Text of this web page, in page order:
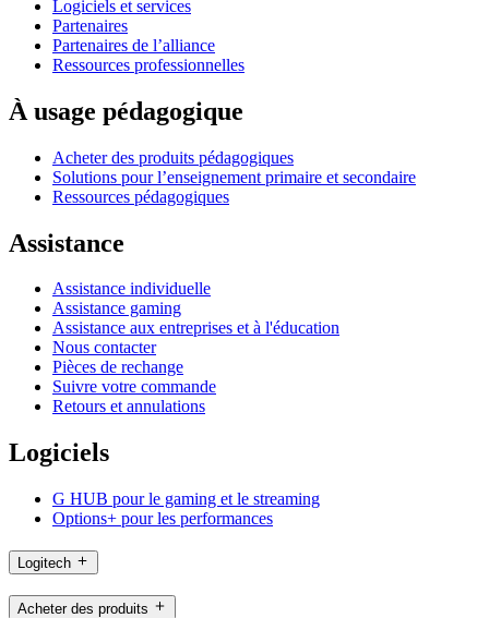
Logiciels et services
Partenaires
Partenaires de l’alliance
Ressources professionnelles
À usage pédagogique
Acheter des produits pédagogiques
Solutions pour l’enseignement primaire et secondaire
Ressources pédagogiques
Assistance
Assistance individuelle
Assistance gaming
Assistance aux entreprises et à l'éducation
Nous contacter
Pièces de rechange
Suivre votre commande
Retours et annulations
Logiciels
G HUB pour le gaming et le streaming
Options+ pour les performances
Logitech
Acheter des produits